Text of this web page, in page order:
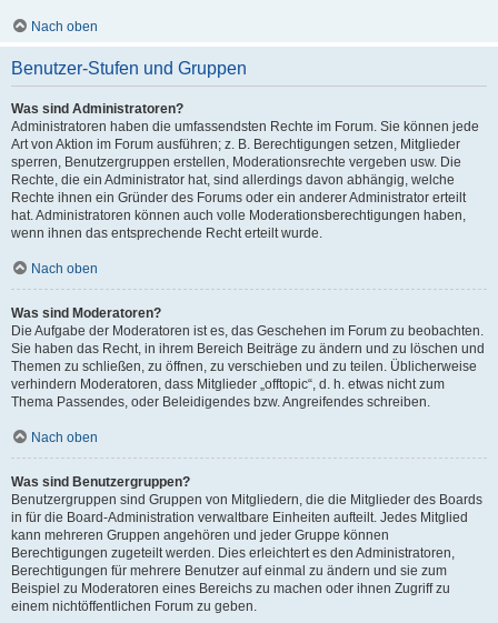
Nach oben
Benutzer-Stufen und Gruppen
Was sind Administratoren?
Administratoren haben die umfassendsten Rechte im Forum. Sie können jede
Art von Aktion im Forum ausführen; z. B. Berechtigungen setzen, Mitglieder
sperren, Benutzergruppen erstellen, Moderationsrechte vergeben usw. Die
Rechte, die ein Administrator hat, sind allerdings davon abhängig, welche
Rechte ihnen ein Gründer des Forums oder ein anderer Administrator erteilt
hat. Administratoren können auch volle Moderationsberechtigungen haben,
wenn ihnen das entsprechende Recht erteilt wurde.
Nach oben
Was sind Moderatoren?
Die Aufgabe der Moderatoren ist es, das Geschehen im Forum zu beobachten.
Sie haben das Recht, in ihrem Bereich Beiträge zu ändern und zu löschen und
Themen zu schließen, zu öffnen, zu verschieben und zu teilen. Üblicherweise
verhindern Moderatoren, dass Mitglieder „offtopic“, d. h. etwas nicht zum
Thema Passendes, oder Beleidigendes bzw. Angreifendes schreiben.
Nach oben
Was sind Benutzergruppen?
Benutzergruppen sind Gruppen von Mitgliedern, die die Mitglieder des Boards
in für die Board-Administration verwaltbare Einheiten aufteilt. Jedes Mitglied
kann mehreren Gruppen angehören und jeder Gruppe können
Berechtigungen zugeteilt werden. Dies erleichtert es den Administratoren,
Berechtigungen für mehrere Benutzer auf einmal zu ändern und sie zum
Beispiel zu Moderatoren eines Bereichs zu machen oder ihnen Zugriff zu
einem nichtöffentlichen Forum zu geben.